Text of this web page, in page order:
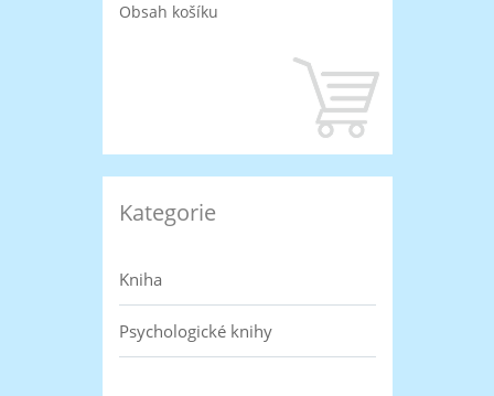
Obsah košíku
Kategorie
Kniha
Psychologické knihy